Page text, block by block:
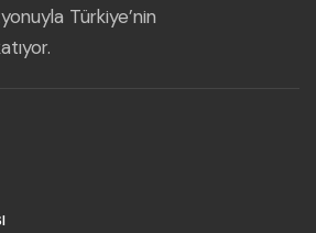
Türkiye’nin